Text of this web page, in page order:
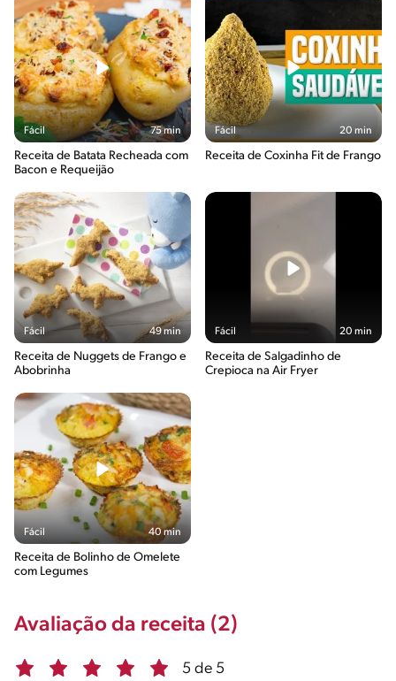
Fácil 75 min
Receita de Batata Recheada com
Bacon e Requeijão
Fácil 20 min
Receita de Coxinha Fit de Frango
Fácil 49 min
Receita de Nuggets de Frango e
Abobrinha
Fácil 20 min
Receita de Salgadinho de
Crepioca na Air Fryer
Fácil 40 min
Receita de Bolinho de Omelete
com Legumes
Avaliação da receita (2)
5 de 5